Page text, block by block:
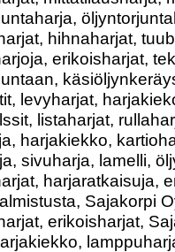
hihnaharjat,
erikoisharjat,
levyharjat,
listaharjat,
harjakiekko,
sivuharja, lamelli,
harjaratkaisuja,
Sajakorpi
erikoisharjat,